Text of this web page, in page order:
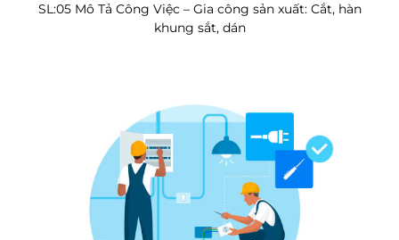
SL:05 Mô Tả Công Việc – Gia công sản xuất: Cắt, hàn
khung sắt, dán